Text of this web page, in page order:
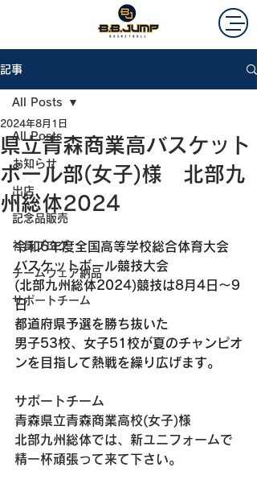
記事
All Posts
お知らせ
出店
記念品販売
社員ブログ
チームウェア納品
サポートチーム
All Posts
県立青森商業高バスケット
ボール部(女子)様 北部九
州総体2024
2024年8月1日
令和6年度全国高等学校総合体育大会
バスケットボール競技大会
(北部九州総体2024)競技は8月4日～9
日
都道府県予選を勝ち抜いた
男子53校、女子51校が夏のチャンピオ
ンを目指して熱戦を繰り広げます。
サポートチーム
青森県立青森商業高校(女子)様
北部九州総体では、新ユニフォームで
精一杯頑張って来て下さい。